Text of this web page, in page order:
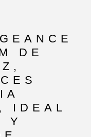
DE
IDEAL
Y